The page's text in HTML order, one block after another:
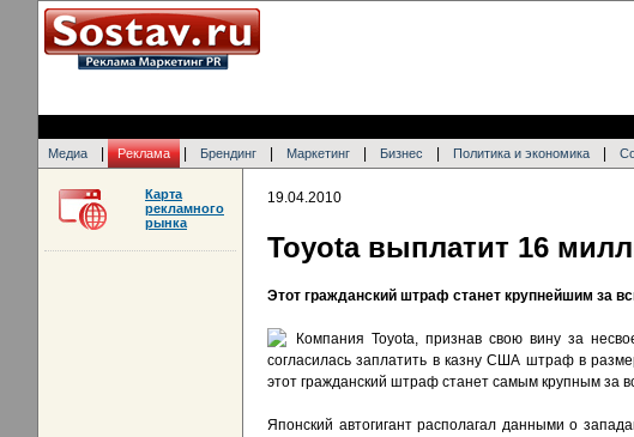
Медиа Реклама Брендинг Маркетинг Бизнес Политика и экономика
19.04.2010
Toyota выплатит 16
Этот гражданский штраф станет крупнейшим за
Компания Toyota, признав свою вину за
согласилась заплатить в казну США штраф в
этот гражданский штраф станет самым крупным за
Японский автогигант располагал данными о
Карта
рекламного
рынка